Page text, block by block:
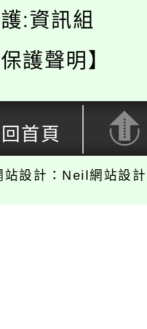
:資訊組
護聲明】
首頁
站設計：Neil網站設